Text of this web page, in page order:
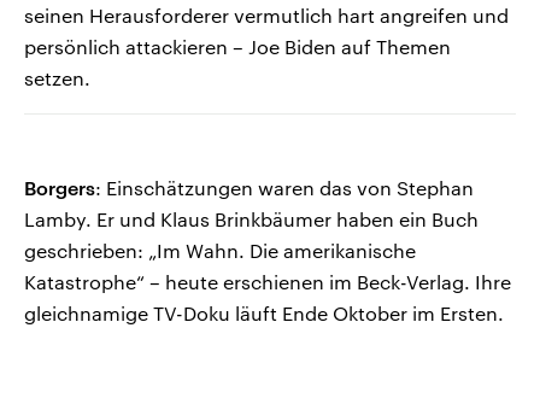
seinen Herausforderer vermutlich hart angreifen und
persönlich attackieren – Joe Biden auf Themen
setzen.
Borgers: Einschätzungen waren das von Stephan
Lamby. Er und Klaus Brinkbäumer haben ein Buch
geschrieben: „Im Wahn. Die amerikanische
Katastrophe“ – heute erschienen im Beck-Verlag. Ihre
gleichnamige TV-Doku läuft Ende Oktober im Ersten.